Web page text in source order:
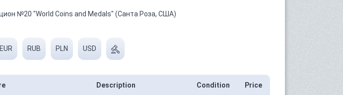
№20 "World Coins and Medals" (Санта Роза, США)
EUR RUB PLN USD
Description Condition Price